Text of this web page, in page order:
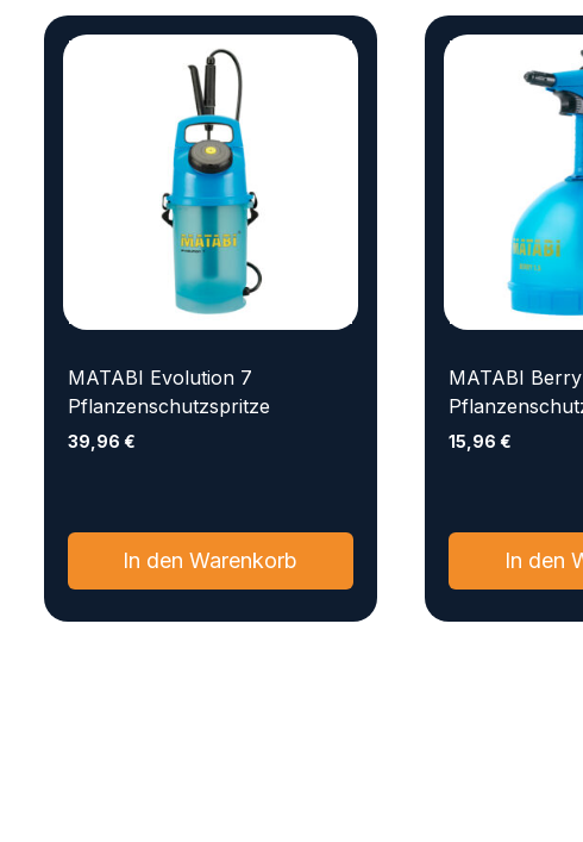
MATABI Evolution 7
Pflanzenschutzspritze
39,96 €
In den Warenkorb
MATABI Berry
15,96 €
In den